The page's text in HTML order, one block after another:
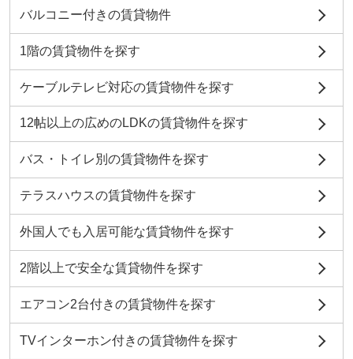
バルコニー付きの賃貸物件
1階の賃貸物件を探す
ケーブルテレビ対応の賃貸物件を探す
12帖以上の広めのLDKの賃貸物件を探す
バス・トイレ別の賃貸物件を探す
テラスハウスの賃貸物件を探す
外国人でも入居可能な賃貸物件を探す
2階以上で安全な賃貸物件を探す
エアコン2台付きの賃貸物件を探す
TVインターホン付きの賃貸物件を探す